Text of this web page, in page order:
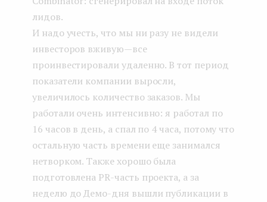
лидов.
И надо учесть, что мы ни разу не видели
инвесторов вживую — все
проинвестировали удаленно. В тот период
показатели компании выросли,
увеличилось количество заказов. Мы
работали очень интенсивно: я работал по
16 часов в день, а спал по 4 часа, потому что
остальную часть времени еще занимался
нетворком. Также хорошо была
подготовлена PR-часть проекта, а за
неделю до Демо-дня вышли публикации в